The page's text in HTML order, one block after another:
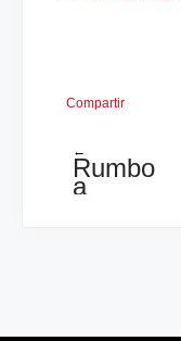
Compartir
←
Rumbo
a